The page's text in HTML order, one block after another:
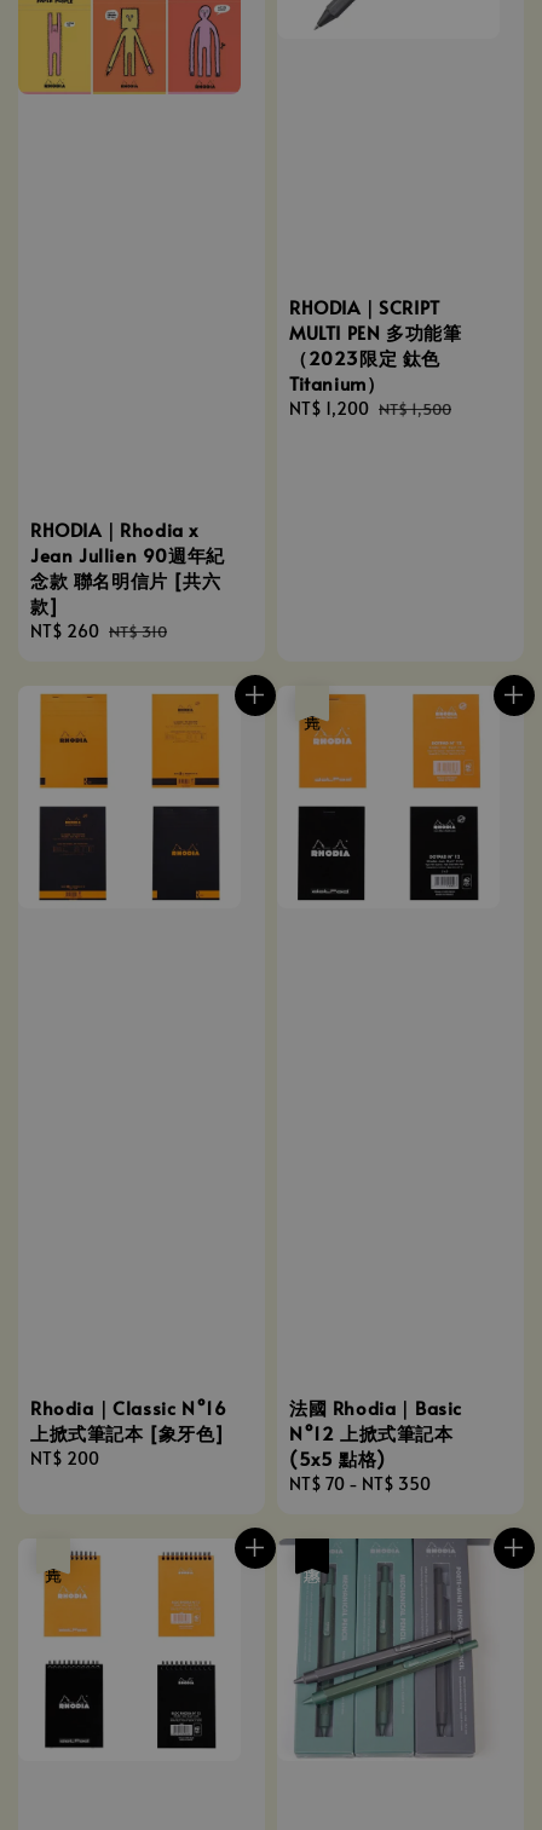
RHODIA｜Rhodia x
Jean Jullien 90週年紀
念款 聯名明信片 [共六
款]
Sale
NT$ 260 Regular
NT$ 310
RHODIA｜SCRIPT
MULTI PEN 多功能筆
（2023限定 鈦色
Titanium）
Sale
NT$ 1,200 Regular
NT$ 1,500
Rhodia｜Classic N°16
上掀式筆記本 [象牙色]
Regular
NT$ 200
法國 Rhodia｜Basic
N°12 上掀式筆記本
(5x5 點格)
Regular
NT$ 70 - NT$ 350